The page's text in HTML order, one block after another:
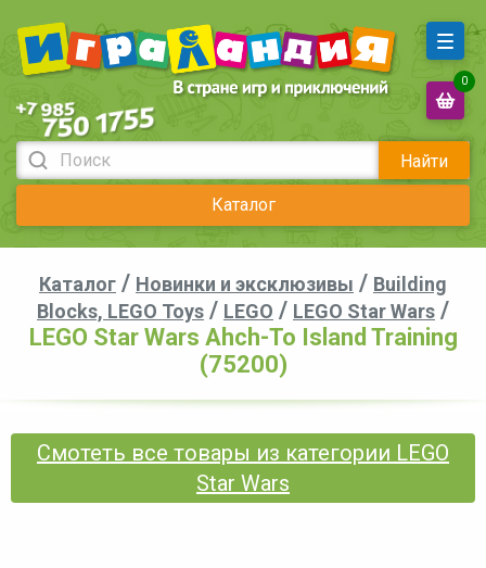
Найти
Каталог
0
Каталог / Новинки и эксклюзивы / Building
Blocks, LEGO Toys / LEGO / LEGO Star Wars /
LEGO Star Wars Ahch-To Island Training
(75200)
Смотеть все товары из категории LEGO
Star Wars